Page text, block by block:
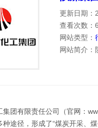
更新日期：
查看次数：
网站类型：
网站简介：
集团有限责任公司（官网：
种途径，形成了“煤炭开采、